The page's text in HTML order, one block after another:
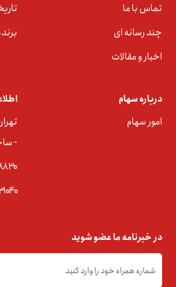
تماس با ما
چند رسانه ای
اخبار و مقالات
درباره سهام
امور سهام
-
در خبرنامه ما عضو شوید